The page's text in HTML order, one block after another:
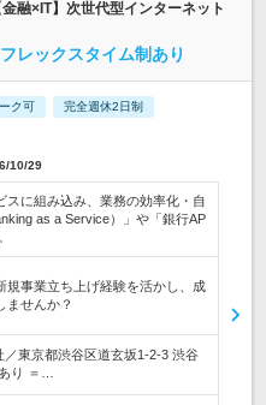
融×IT】次世代型インターネット
レックスタイム制あり
ク可 完全週休2日制
10/29
スに組み込み、業務の効率化・自
as a Service）」や「銀行AP
規事業立ち上げ経験を活かし、成
ませんか？
／東京都渋谷区道玄坂1-2-3 渋谷
り ＝…